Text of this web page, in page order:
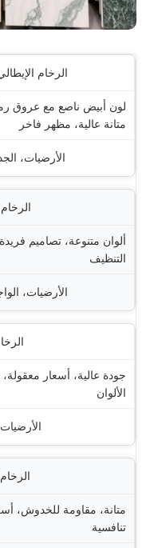
الرخام
لون أبيض ناصع مع عروق
متانة عالية، مظهر فاخر
الأرضيات،
ألوان متنوعة، تصاميم
التنظيف
الأرضيات،
جودة عالية، أسعار معقولة،
الألوان
متانة، مقاومة للخدوش،
تنافسية